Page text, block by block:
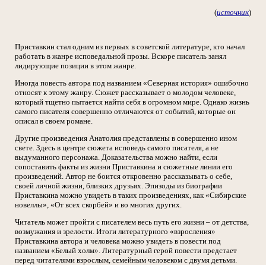
(источник)
Приставкин стал одним из первых в советской литературе, кто начал
работать в жанре исповедальной прозы. Вскоре писатель занял
лидирующие позиции в этом жанре.
Иногда повесть автора под названием «Северная история» ошибочно
относят к этому жанру. Сюжет рассказывает о молодом человеке,
который тщетно пытается найти себя в огромном мире. Однако жизнь
самого писателя совершенно отличаются от событий, которые он
описал в своем романе.
Другие произведения Анатолия представлены в совершенно ином
свете. Здесь в центре сюжета исповедь самого писателя, а не
выдуманного персонажа. Доказательства можно найти, если
сопоставить факты из жизни Приставкина и сюжетные линии его
произведений. Автор не боится откровенно рассказывать о себе,
своей личной жизни, близких друзьях. Эпизоды из биографии
Приставкина можно увидеть в таких произведениях, как «Сибирские
новеллы», «От всех скорбей» и во многих других.
Читатель может пройти с писателем весь путь его жизни – от детства,
возмужания и зрелости. Итоги литературного «взросления»
Приставкина автора и человека можно увидеть в повести под
названием «Белый холм». Литературный герой повести предстает
перед читателями взрослым, семейным человеком с двумя детьми.